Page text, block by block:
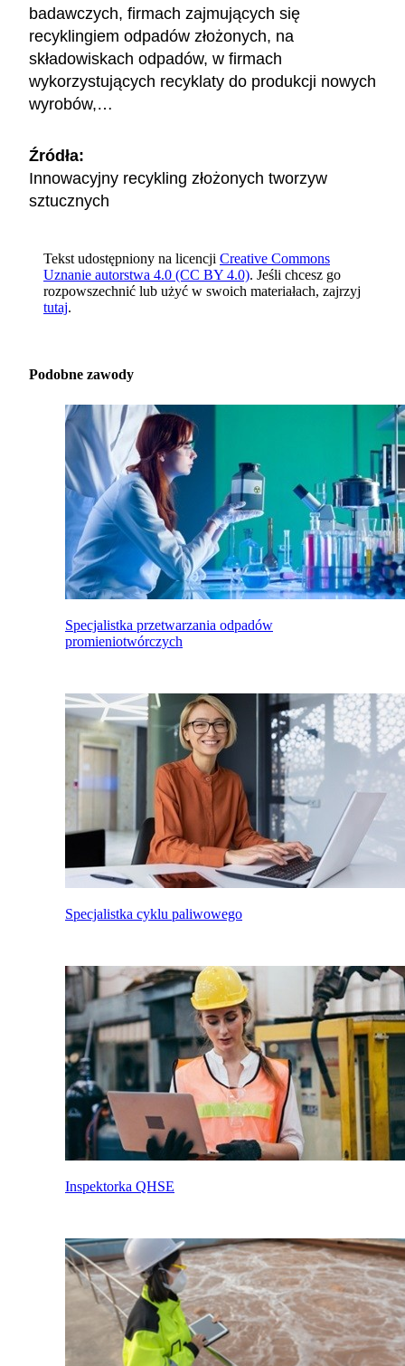
badawczych, firmach zajmujących się
recyklingiem odpadów złożonych, na
składowiskach odpadów, w firmach
wykorzystujących recyklaty do produkcji nowych
wyrobów,…
Źródła:
Innowacyjny recykling złożonych tworzyw
sztucznych
Tekst udostępniony na licencji Creative Commons
Uznanie autorstwa 4.0 (CC BY 4.0). Jeśli chcesz go
rozpowszechnić lub użyć w swoich materiałach, zajrzyj
tutaj.
Podobne zawody
Specjalistka przetwarzania odpadów
promieniotwórczych
Specjalistka cyklu paliwowego
Inspektorka QHSE